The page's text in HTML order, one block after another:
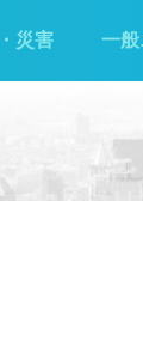
災害 一般